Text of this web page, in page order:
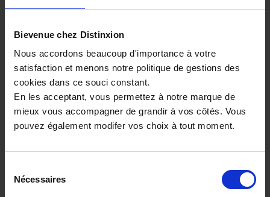
Bievenue chez Distinxion
Nous accordons beaucoup d'importance à votre
satisfaction et menons notre politique de gestions des
cookies dans ce souci constant.
En les acceptant, vous permettez à notre marque de
mieux vous accompagner de grandir à vos côtés. Vous
pouvez également modifer vos choix à tout moment.
Nécessaires
CITROEN C5 AIRCROSS
Urban Black et T.O
10 km - 2025 - Diesel - Boîte auto
27 980€